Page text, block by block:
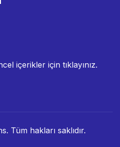
içerikler için tıklayınız.
. Tüm hakları saklıdır.